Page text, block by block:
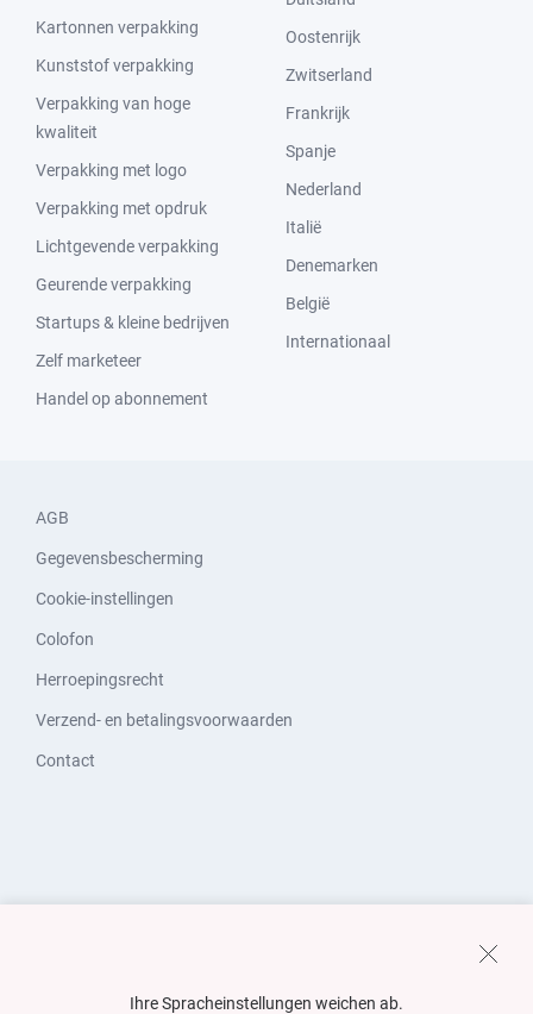
Kartonnen verpakking
Kunststof verpakking
Verpakking van hoge
kwaliteit
Verpakking met logo
Verpakking met opdruk
Lichtgevende verpakking
Geurende verpakking
Startups & kleine bedrijven
Zelf marketeer
Handel op abonnement
Oostenrijk
Zwitserland
Frankrijk
Spanje
Nederland
Italië
Denemarken
België
Internationaal
AGB
Gegevensbescherming
Cookie-instellingen
Colofon
Herroepingsrecht
Verzend- en betalingsvoorwaarden
Contact
Ihre Spracheinstellungen weichen ab.